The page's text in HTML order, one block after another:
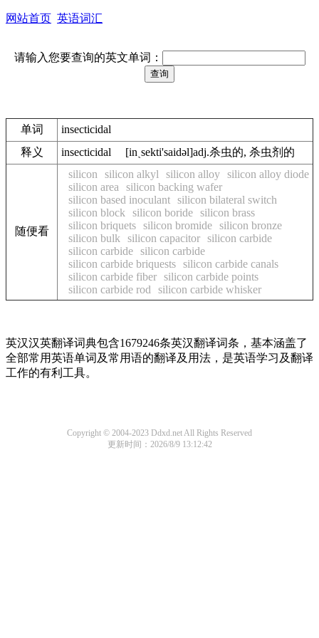
网站首页 英语词汇
请输入您要查询的英文单词：
单词
insecticidal
释义
insecticidal [inˏsekti'saidәl]adj.杀虫的, 杀虫剂的
随便看
silicon silicon alkyl silicon alloy silicon alloy diode
silicon area
silicon backing wafer
silicon based inoculant silicon bilateral switch
silicon block
silicon boride silicon brass
silicon briquets silicon bromide silicon bronze
silicon bulk
silicon capacitor silicon carbide
silicon carbide silicon carbide
silicon carbide briquests silicon carbide canals
silicon carbide fiber silicon carbide points
silicon carbide rod
silicon carbide whisker
英汉汉英翻译词典包含1679246条英汉翻译词条，基本涵盖了
全部常用英语单词及常用语的翻译及用法，是英语学习及翻译
工作的有利工具。
Copyright © 2004-2023 Ddxd.net All Rights Reserved
更新时间：2026/8/9 13:12:42